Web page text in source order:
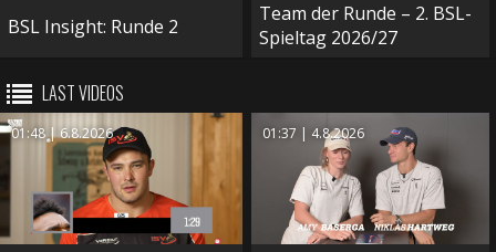
BSL Insight: Runde 2
Team der Runde – 2. BSL-
Spieltag 2026/27
LAST VIDEOS
01:48 | 6.8.2026 01:37 | 4.8.2026